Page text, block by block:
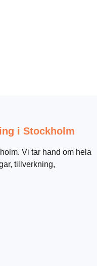
i Stockholm
Vi tar hand om hela
tillverkning,